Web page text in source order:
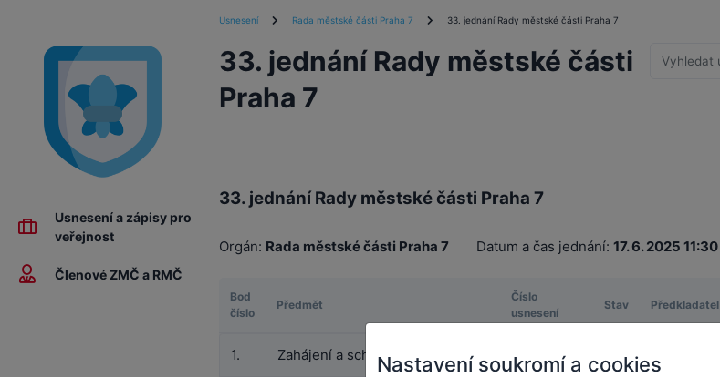
Usnesení a zápisy pro
veřejnost
Členové ZMČ a RMČ
Usnesení Rada městské části Praha 7 33. jednání Rady městské části Praha 7
33. jednání Rady městské části
Praha 7
33. jednání Rady městské části Praha 7
Orgán: Rada městské části Praha 7 Datum a čas jednání: 17. 6. 2025 11:30
Bod
číslo
Předmět
Číslo
usnesení
Stav Předkladatel
1. Zahájení a schválení programuNastavení soukromí a cookies